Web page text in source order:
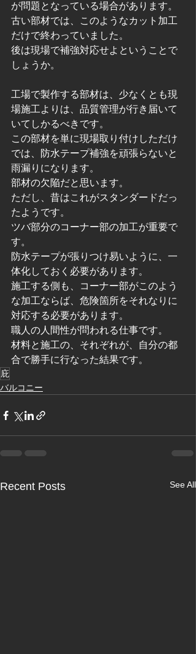
が問題となっている場合があります。
古い部材では、このようなカット加工
だけで終わっていました。
後は現場で補強対応せよということで
しょうか。
工場で製作する部材は、少なくとも現
場施工よりは、品質管理が行き届いて
いてしかるべきです。
この部材を単に現場取り付けしただけ
では、防水テープ補強を頑張らないと
雨漏りになります。
部材の欠陥だと思います。
ただし、昔はこれがスタンダードだっ
たようです。
ツバ部分のコーナー部の加工が重要で
す。
防水テープが張りつけ易いように、一
体化しておく必要があります。
施工する側も、コーナー部がこのよう
な加工ならば、危険箇所をそれなりに
対応する必要があります。
職人の人間性が問われる仕事です。
材料と施工の、それぞれが、自分の都
合で勝手に行なった結果です。
庇
バルコニー
Recent Posts See All